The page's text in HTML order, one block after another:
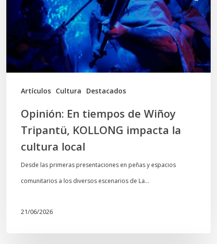
Artículos Cultura Destacados
Wiñoy
Tripantü,
KOLLONG
impacta
la
cultura
Opinión: En tiempos de Wiñoy
Tripantü, KOLLONG impacta la
cultura local
Desde las primeras presentaciones en peñas y espacios
comunitarios a los diversos escenarios de La…
21/06/2026